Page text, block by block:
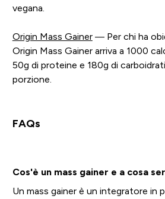
vegana.
Origin Mass Gainer— Per chi ha
Origin Mass Gainer arriva a 1000
50g di proteine e 180g di
porzione.
FAQs
Cos'è un mass gainer e a cosa
Un mass gainer è un integratore in